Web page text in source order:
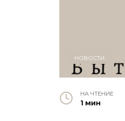
НОВОСТИ
НА ЧТЕНИЕ
1 мин